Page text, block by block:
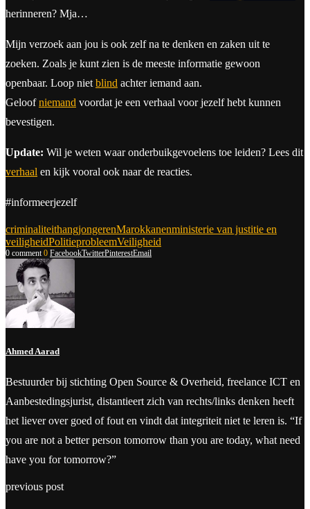
herinneren? Mja…
Mijn verzoek aan jou is ook zelf na te denken en zaken uit te
zoeken. Zoals je kunt zien is de meeste informatie gewoon
openbaar. Loop niet blind achter iemand aan.
Geloofniemand voordat je een verhaal voor jezelf hebt kunnen
bevestigen.
Update: Wil je weten waar onderbuikgevoelens toe leiden? Lees dit
verhaal en kijk vooral ook naar de reacties.
#informeerjezelf
criminaliteithangjongerenMarokkanenministerie van justitie en
veiligheidPolitieprobleemVeiligheid
0 comment 0 FacebookTwitterPinterestEmail
Ahmed Aarad
Bestuurder bij stichting Open Source & Overheid, freelance ICT en
Aanbestedingsjurist, distantieert zich van rechts/links denken heeft
het liever over goed of fout en vindt dat integriteit niet te leren is. “If
you are not a better person tomorrow than you are today, what need
have you for tomorrow?”
previous post